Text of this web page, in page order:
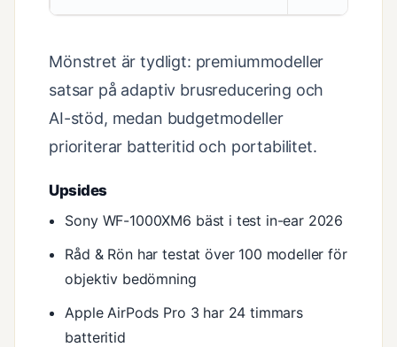
Mönstret är tydligt: premiummodeller
satsar på adaptiv brusreducering och
AI-stöd, medan budgetmodeller
prioriterar batteritid och portabilitet.
Upsides
Sony WF-1000XM6 bäst i test in-ear 2026
Råd & Rön har testat över 100 modeller för
objektiv bedömning
Apple AirPods Pro 3 har 24 timmars
batteritid